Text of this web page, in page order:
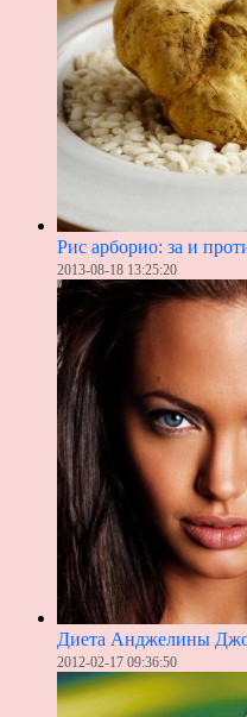
Рис арборио: за и
2013-08-18 13:25:20
Диета Анджелины
2012-02-17 09:36:50